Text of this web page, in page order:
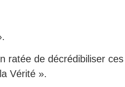
ratée de décrédibiliser
Vérité ».